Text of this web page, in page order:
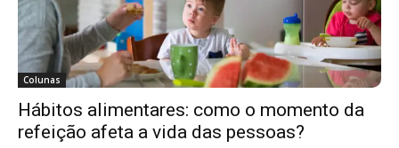
Colunas
Hábitos alimentares: como o momento da
refeição afeta a vida das pessoas?